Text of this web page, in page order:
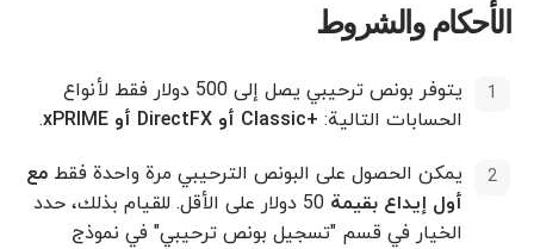
الأحكام والشروط
یتوفر بونص ترحيبي یصل إلى 500 دولار فقط لأنواع
الحسابات التالية: +Classic أو DirectFX أو xPRIME .
يمكن الحصول على البونص الترحيبي مرة واحدة فقط مع
أول إيداع بقيمة
50 دولار على الأقل. للقيام بذلك، حدد
الخيار في قسم "تسجيل بونص ترحيبي" في نموذج